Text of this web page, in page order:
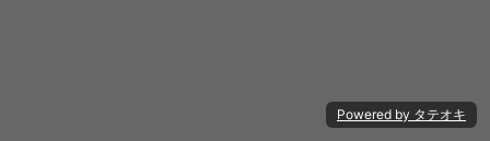
Powered by タテオキ